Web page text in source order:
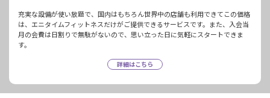
充実な設備が使い放題で、国内はもちろん世界中の店舗も利用できてこの価格
は、エニタイムフィットネスだけがご提供できるサービスです。また、入会当
月の会費は日割りで無駄がないので、思い立った日に気軽にスタートできま
す。
詳細はこちら